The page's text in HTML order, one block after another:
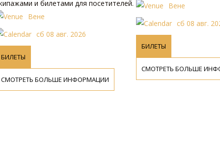
Вене
БИЛЕТЫ
СМОТРЕТЬ БОЛЬШЕ ИНФОРМАЦИИ
БИЛЕТЫ
СМОТРЕТЬ БОЛЬШЕ